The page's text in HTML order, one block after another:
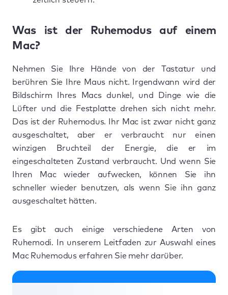
Was ist der Ruhemodus auf einem
Mac?
Nehmen Sie Ihre Hände von der Tastatur und
berühren Sie Ihre Maus nicht. Irgendwann wird der
Bildschirm Ihres Macs dunkel, und Dinge wie die
Lüfter und die Festplatte drehen sich nicht mehr.
Das ist der Ruhemodus. Ihr Mac ist zwar nicht ganz
ausgeschaltet, aber er verbraucht nur einen
winzigen Bruchteil der Energie, die er im
eingeschalteten Zustand verbraucht. Und wenn Sie
Ihren Mac wieder aufwecken, können Sie ihn
schneller wieder benutzen, als wenn Sie ihn ganz
ausgeschaltet hätten.
Es gibt auch einige verschiedene Arten von
Ruhemodi. In unserem Leitfaden zur Auswahl eines
Mac Ruhemodus erfahren Sie mehr darüber.